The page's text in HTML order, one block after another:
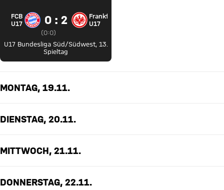
FC Bayern U17 gegen Eintracht Frankfurt U17
FCB
U17
0 zu 2
0 : 2
(Zwischenergebnis:
0 zu 0 nach Erste Halbzeit
0:0)
Frankfurt
U17
U17 Bundesliga Süd/Südwest, 13.
Spieltag
MONTAG, 19.11.
DIENSTAG, 20.11.
MITTWOCH, 21.11.
DONNERSTAG, 22.11.